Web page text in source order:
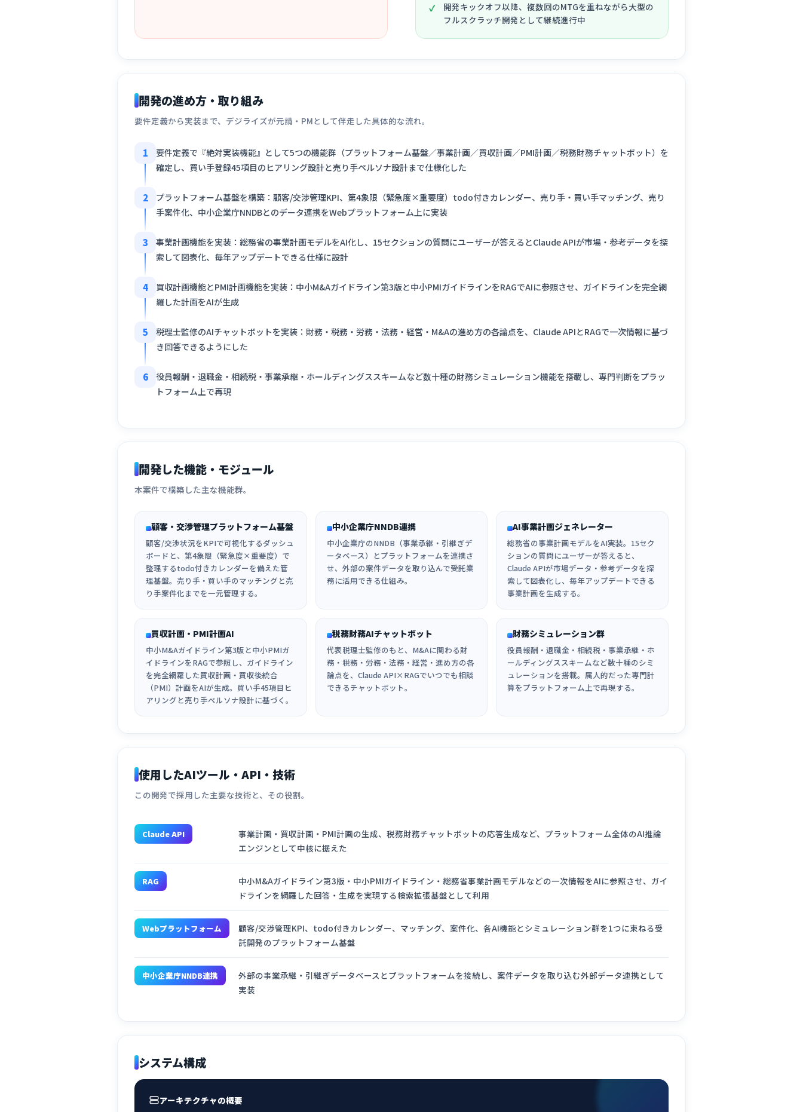
開発キックオフ以降、複数回のMTGを重ねながら大型の
フルスクラッチ開発として継続進行中
開発の進め方・取り組み
要件定義から実装まで、デジライズが元請・PMとして伴走した具体的な流れ。
1
要件定義で『絶対実装機能』として5つの機能群（プラットフォーム基盤／事業計画／買収計画／PMI計画／税務財務チャットボット）を
確定し、買い手登録45項目のヒアリング設計と売り手ペルソナ設計まで仕様化した
2
プラットフォーム基盤を構築：顧客/交渉管理KPI、第4象限（緊急度×重要度）todo付きカレンダー、売り手・買い手マッチング、売り
手案件化、中小企業庁NNDBとのデータ連携をWebプラットフォーム上に実装
3
事業計画機能を実装：総務省の事業計画モデルをAI化し、15セクションの質問にユーザーが答えるとClaude APIが市場・参考データを探
索して図表化、毎年アップデートできる仕様に設計
4
買収計画機能とPMI計画機能を実装：中小M&Aガイドライン第3版と中小PMIガイドラインをRAGでAIに参照させ、ガイドラインを完全網
羅した計画をAIが生成
5
税理士監修のAIチャットボットを実装：財務・税務・労務・法務・経営・M&Aの進め方の各論点を、Claude APIとRAGで一次情報に基づ
き回答できるようにした
6
役員報酬・退職金・相続税・事業承継・ホールディングススキームなど数十種の財務シミュレーション機能を搭載し、専門判断をプラッ
トフォーム上で再現
開発した機能・モジュール
本案件で構築した主な機能群。
顧客・交渉管理プラットフォーム基盤
顧客/交渉状況をKPIで可視化するダッシュ
ボードと、第4象限（緊急度×重要度）で
整理するtodo付きカレンダーを備えた管
理基盤。売り手・買い手のマッチングと売
り手案件化までを一元管理する。
中小企業庁NNDB連携
中小企業庁のNNDB（事業承継・引継ぎデ
ータベース）とプラットフォームを連携さ
せ、外部の案件データを取り込んで受託業
務に活用できる仕組み。
AI事業計画ジェネレーター
総務省の事業計画モデルをAI実装。15セク
ションの質問にユーザーが答えると、
Claude APIが市場データ・参考データを探
索して図表化し、毎年アップデートできる
事業計画を生成する。
買収計画・PMI計画AI
中小M&Aガイドライン第3版と中小PMIガ
イドラインをRAGで参照し、ガイドライン
を完全網羅した買収計画・買収後統合
（PMI）計画をAIが生成。買い手45項目ヒ
アリングと売り手ペルソナ設計に基づく。
税務財務AIチャットボット
代表税理士監修のもと、M&Aに関わる財
務・税務・労務・法務・経営・進め方の各
論点を、Claude API×RAGでいつでも相談
できるチャットボット。
財務シミュレーション群
役員報酬・退職金・相続税・事業承継・ホ
ールディングススキームなど数十種のシミ
ュレーションを搭載。属人的だった専門計
算をプラットフォーム上で再現する。
使用したAIツール・API・技術
この開発で採用した主要な技術と、その役割。
Claude API
事業計画・買収計画・PMI計画の生成、税務財務チャットボットの応答生成など、プラットフォーム全体のAI推論
エンジンとして中核に据えた
RAG
中小M&Aガイドライン第3版・中小PMIガイドライン・総務省事業計画モデルなどの一次情報をAIに参照させ、ガイ
ドラインを網羅した回答・生成を実現する検索拡張基盤として利用
Webプラットフォーム
顧客/交渉管理KPI、todo付きカレンダー、マッチング、案件化、各AI機能とシミュレーション群を1つに束ねる受
託開発のプラットフォーム基盤
中小企業庁NNDB連携
外部の事業承継・引継ぎデータベースとプラットフォームを接続し、案件データを取り込む外部データ連携として
実装
システム構成
アーキテクチャの概要